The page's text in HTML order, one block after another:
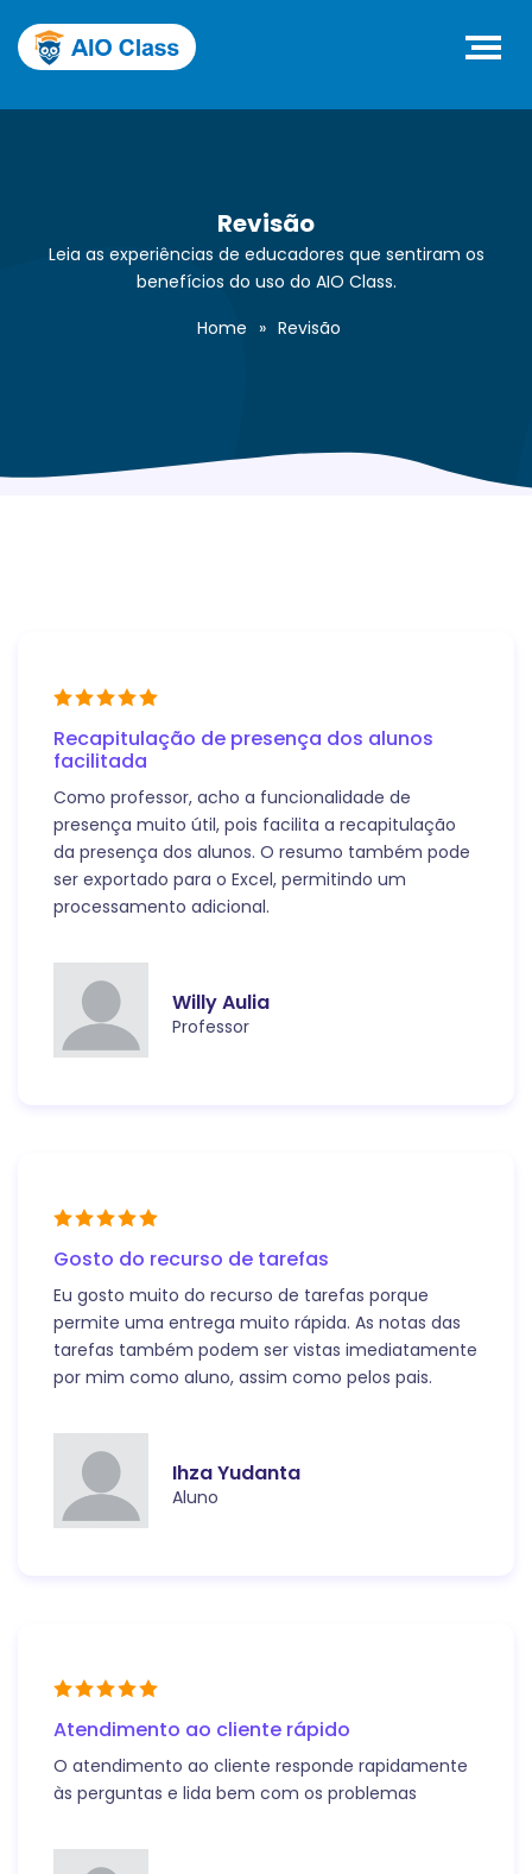
Revisão
Leia as experiências de educadores que sentiram os
benefícios do uso do AIO Class.
Home » Revisão
Recapitulação de presença dos alunos
facilitada
Como professor, acho a funcionalidade de
presença muito útil, pois facilita a recapitulação
da presença dos alunos. O resumo também pode
ser exportado para o Excel, permitindo um
processamento adicional.
Willy Aulia
Professor
Gosto do recurso de tarefas
Eu gosto muito do recurso de tarefas porque
permite uma entrega muito rápida. As notas das
tarefas também podem ser vistas imediatamente
por mim como aluno, assim como pelos pais.
Ihza Yudanta
Aluno
Atendimento ao cliente rápido
O atendimento ao cliente responde rapidamente
às perguntas e lida bem com os problemas